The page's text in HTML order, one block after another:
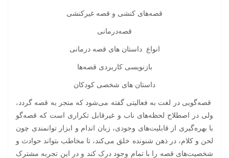
قصه‌های کنشی و قصه غیرکنشی
قصه‌درمانی
انواع داستان های قصه‌ درمانی
بازنویسی کاربردی قصه‌ها
داستان های شخصی کودکان
قصه‌گویی در لغت به فعالیتی گفته می‌شود که منجر به قصه گردد،
ولی در اصطلاح لحظه‌های ناب و غیرقابل تکراری است که قصه‌گو
با بهره‌گیری از قابلیت‌های وجودی، زبان اندام و ابزار توانمندی چون
لحن و کلام، در ذهن شنونده خلق می‌کند، تا مخاطب بتواند حوادث و
شخصیت‌های قصه را با تمام وجود درک کند و در این تجربه مشترک